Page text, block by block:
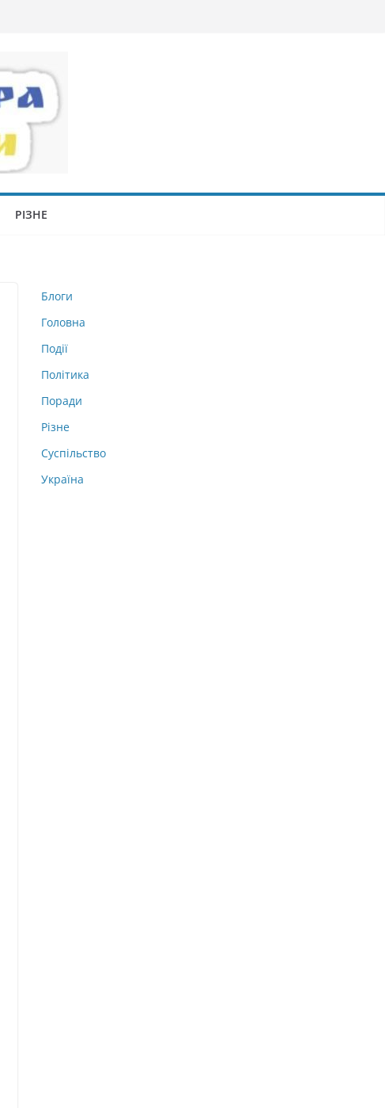
РІЗНЕ
Блоги
Головна
Події
Політика
Поради
Різне
Суспільство
Україна